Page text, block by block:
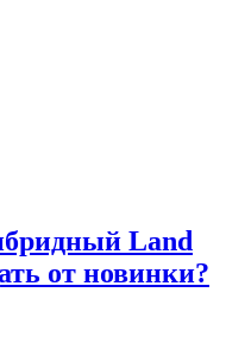
Land
от новинки?